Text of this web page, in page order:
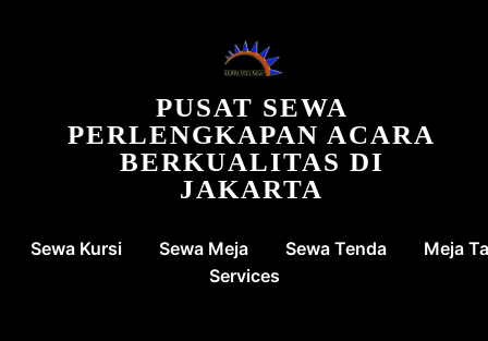
PUSAT SEWA
PERLENGKAPAN ACARA
BERKUALITAS DI
JAKARTA
Sewa Kursi Sewa Meja Sewa Tenda Meja
Services